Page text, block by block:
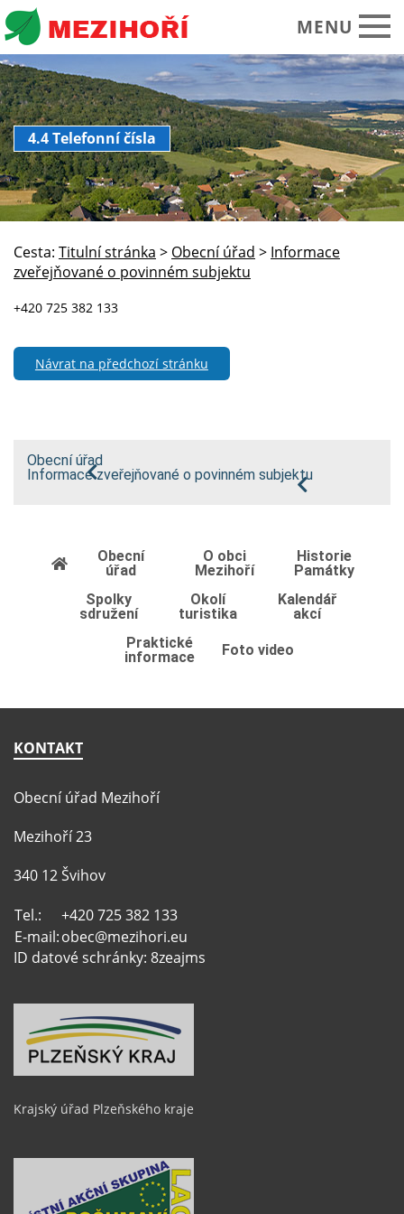
MENU
Obecní úřad
O obci Mezihoří
Historie Památky
Spolky sdružení
Okolí turistika
Foto video
4.4 Telefonní čísla
Cesta: Titulní stránka > Obecní úřad > Informace
zveřejňované o povinném subjektu
+420 725 382 133
Návrat na předchozí stránku
Obecní úřad
Informace zveřejňované o povinném subjektu
Obecní
úřad
O obci
Mezihoří
Historie
Památky
Spolky
sdružení
Okolí
turistika
Kalendář
akcí
Praktické
informace
Foto video
KONTAKT
Obecní úřad Mezihoří
Mezihoří 23
340 12 Švihov
Tel.:
+420 725 382 133
E-mail:obec@mezihori.eu
ID datové schránky: 8zeajms
Krajský úřad Plzeňského kraje